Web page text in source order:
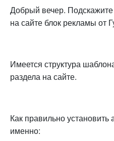
Добрый вечер. Подскажите
на сайте блок рекламы от
Имеется структура
раздела на сайте.
Как правильно
именно: